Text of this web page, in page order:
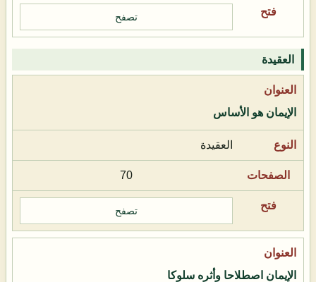
تصفح
العقيدة
الإيمان هو الأساس
العقيدة
70
تصفح
الإيمان اصطلاحا وأثره سلوكا